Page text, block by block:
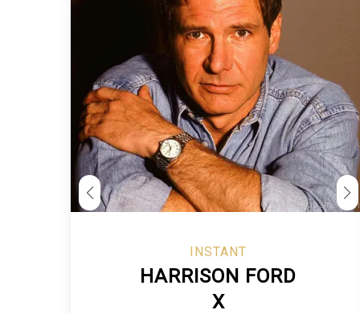
© rolexmagazine.com
INSTANT
HARRISON FORD
X